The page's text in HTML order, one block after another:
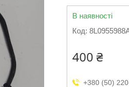
В наявності
Код:
400 ₴
+380 (50)